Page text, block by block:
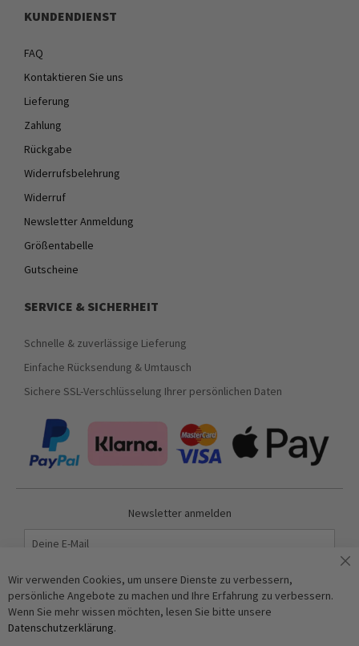
KUNDENDIENST
FAQ
Kontaktieren Sie uns
Lieferung
Zahlung
Rückgabe
Widerrufsbelehrung
Widerruf
Newsletter Anmeldung
Größentabelle
Gutscheine
SERVICE & SICHERHEIT
Schnelle & zuverlässige Lieferung
Einfache Rücksendung & Umtausch
Sichere SSL-Verschlüsselung Ihrer persönlichen Daten
Newsletter anmelden
Abonnieren
Anti-Roboter-Verifizierung
Wir verwenden Cookies, um unsere Dienste zu verbessern,
persönliche Angebote zu machen und Ihre Erfahrung zu verbessern.
Wenn Sie mehr wissen möchten, lesen Sie bitte unsere
Datenschutzerklärung.